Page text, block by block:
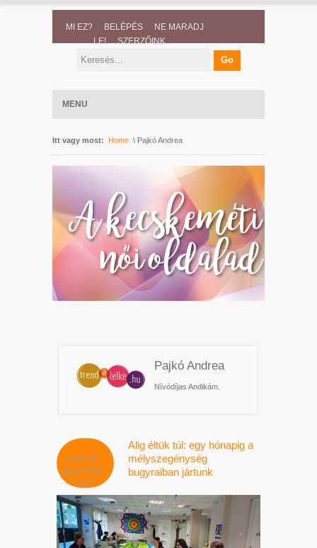
MI EZ? BELÉPÉS
NE MARADJ
LE!
SZERZŐINK
MENU
Itt vagy most: Home \ Pajkó Andrea
Pajkó Andrea
Nívódíjas Andikám.
kedd, 26
június 2018
17:17
Alig éltük túl: egy hónapig a
mélyszegénység
bugyraiban jártunk